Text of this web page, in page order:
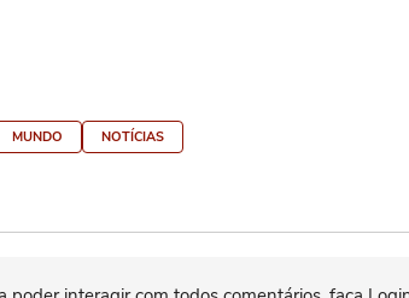
MUNDO NOTÍCIAS